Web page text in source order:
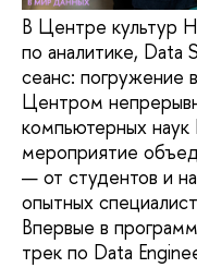
В Центре культур
по аналитике, Data
сеанс: погружение
Центром
компьютерных
мероприятие
— от студентов и
опытных
Впервые в
трек по Data